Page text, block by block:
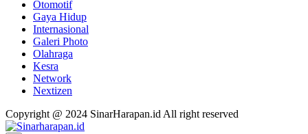
Otomotif
Gaya Hidup
Internasional
Galeri Photo
Olahraga
Kesra
Network
Nextizen
Copyright @ 2024 SinarHarapan.id All right reserved